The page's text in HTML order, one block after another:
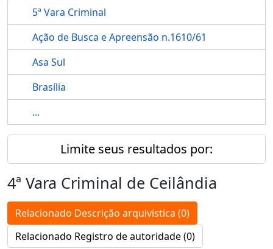
5ª Vara Criminal
Ação de Busca e Apreensão n.1610/61
Asa Sul
Brasília
...
Limite seus resultados por:
4ª Vara Criminal de Ceilândia
Relacionado Descrição arquivística (0)
Relacionado Registro de autoridade (0)